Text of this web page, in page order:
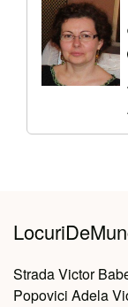
Strada Victor
Popovici Adela